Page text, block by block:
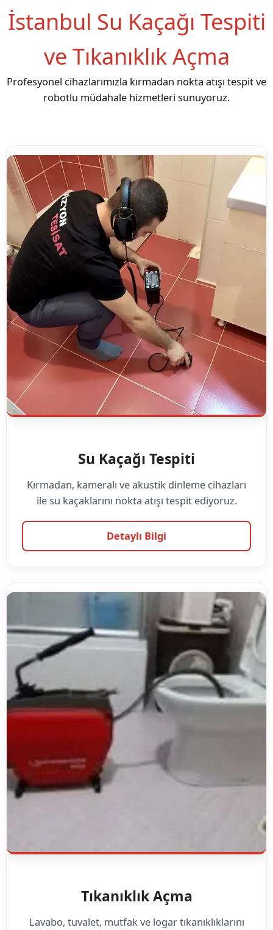
İstanbul Su Kaçağı Tespiti
ve Tıkanıklık Açma
Profesyonel cihazlarımızla kırmadan nokta atışı tespit ve
robotlu müdahale hizmetleri sunuyoruz.
Su Kaçağı Tespiti
Kırmadan, kameralı ve akustik dinleme cihazları
ile su kaçaklarını nokta atışı tespit ediyoruz.
Detaylı Bilgi
Tıkanıklık Açma
Lavabo, tuvalet, mutfak ve logar tıkanıklıklarını